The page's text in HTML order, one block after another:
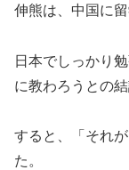
伸熊は、中国に
日本でしっかり
に教わろうとの
すると、「それ
た。